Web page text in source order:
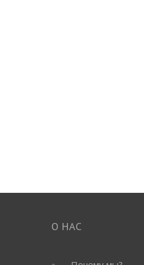
О НАС